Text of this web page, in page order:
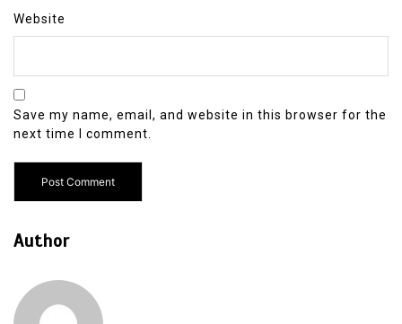
Website
Save my name, email, and website in this browser for the
next time I comment.
Author